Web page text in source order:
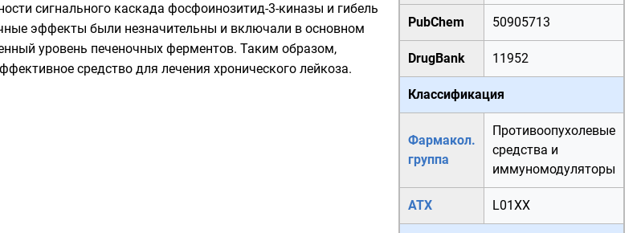
PubChem 50905713
DrugBank 11952
Классификация
Фармакол.
группа
Противоопухолевые
средства и
иммуномодуляторы
АТХ L01XX
сигнального каскада фосфоинозитид-3-киназы и гибель
эффекты были незначительны и включали в основном
уровень печеночных ферментов. Таким образом,
средство для лечения хронического лейкоза.